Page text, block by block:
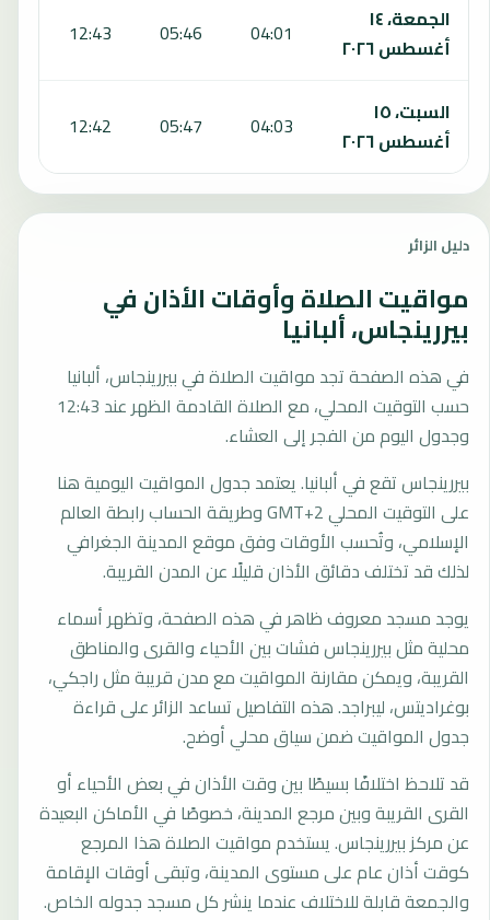
الجمعة، ١٤
أغسطس ٢٠٢٦
04:01
05:46
12:43
السبت، ١٥
أغسطس ٢٠٢٦
04:03
05:47
12:42
دليل الزائر
مواقيت الصلاة وأوقات الأذان في
بيررينجاس، ألبانيا
في هذه الصفحة تجد مواقيت الصلاة في بيررينجاس، ألبانيا
حسب التوقيت المحلي، مع الصلاة القادمة الظهر عند 12:43
وجدول اليوم من الفجر إلى العشاء.
بيررينجاس تقع في ألبانيا. يعتمد جدول المواقيت اليومية هنا
على التوقيت المحلي GMT+2 وطريقة الحساب رابطة العالم
الإسلامي، وتُحسب الأوقات وفق موقع المدينة الجغرافي
لذلك قد تختلف دقائق الأذان قليلًا عن المدن القريبة.
يوجد مسجد معروف ظاهر في هذه الصفحة، وتظهر أسماء
محلية مثل بيررينجاس فشات بين الأحياء والقرى والمناطق
القريبة، ويمكن مقارنة المواقيت مع مدن قريبة مثل راجكي،
بوغراديتس، ليبراجد. هذه التفاصيل تساعد الزائر على قراءة
جدول المواقيت ضمن سياق محلي أوضح.
قد تلاحظ اختلافًا بسيطًا بين وقت الأذان في بعض الأحياء أو
القرى القريبة وبين مرجع المدينة، خصوصًا في الأماكن البعيدة
عن مركز بيررينجاس. يستخدم مواقيت الصلاة هذا المرجع
كوقت أذان عام على مستوى المدينة، وتبقى أوقات الإقامة
والجمعة قابلة للاختلاف عندما ينشر كل مسجد جدوله الخاص.